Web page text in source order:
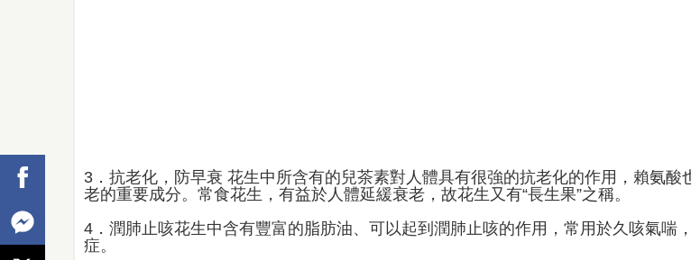
3．抗老化，防早衰 花生中所含有的兒茶素對人體具有很強的抗老化的作用，賴氨酸
老的重要成分。常食花生，有益於人體延緩衰老，故花生又有“長生果”之稱。
4．潤肺止咳花生中含有豐富的脂肪油、可以起到潤肺止咳的作用，常用於久咳氣喘
症。